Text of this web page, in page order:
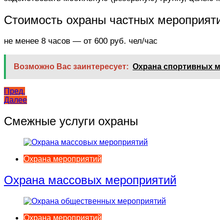
Стоимость охраны частных
не менее 8 часов — от 600 руб. чел/час
Возможно Вас заинтересует: Охрана спортивных
Навигация
по
записям
Пред.
Далее
Смежные услуги охраны
Охрана мероприятий
Охрана массовых мероприятий
Охрана мероприятий